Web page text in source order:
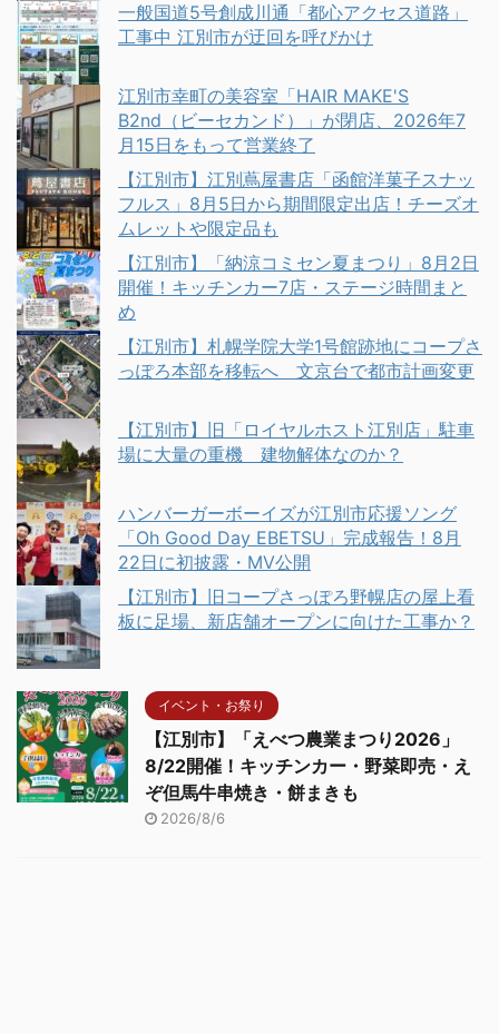
一般国道5号創成川通「都心アクセス道路」
工事中 江別市が迂回を呼びかけ
江別市幸町の美容室「HAIR MAKE'S
B2nd（ビーセカンド）」が閉店、2026年7
月15日をもって営業終了
【江別市】江別蔦屋書店「函館洋菓子スナッ
フルス」8月5日から期間限定出店！チーズオ
ムレットや限定品も
【江別市】「納涼コミセン夏まつり」8月2日
開催！キッチンカー7店・ステージ時間まと
め
【江別市】札幌学院大学1号館跡地にコープさ
っぽろ本部を移転へ 文京台で都市計画変更
【江別市】旧「ロイヤルホスト江別店」駐車
場に大量の重機 建物解体なのか？
ハンバーガーボーイズが江別市応援ソング
「Oh Good Day EBETSU」完成報告！8月
22日に初披露・MV公開
【江別市】旧コープさっぽろ野幌店の屋上看
板に足場、新店舗オープンに向けた工事か？
イベント・お祭り
【江別市】「えべつ農業まつり2026」
8/22開催！キッチンカー・野菜即売・え
ぞ但馬牛串焼き・餅まきも
2026/8/6